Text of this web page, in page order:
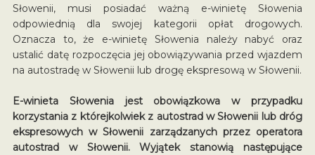
Słowenii, musi posiadać ważną e-winietę Słowenia
odpowiednią dla swojej kategorii opłat drogowych.
Oznacza to, że e-winietę Słowenia należy nabyć oraz
ustalić datę rozpoczęcia jej obowiązywania przed wjazdem
na autostradę w Słowenii lub drogę ekspresową w Słowenii.
E-winieta Słowenia jest obowiązkowa w przypadku
korzystania z którejkolwiek z autostrad w Słowenii lub dróg
ekspresowych w Słowenii zarządzanych przez operatora
autostrad w Słowenii. Wyjątek stanowią następujące